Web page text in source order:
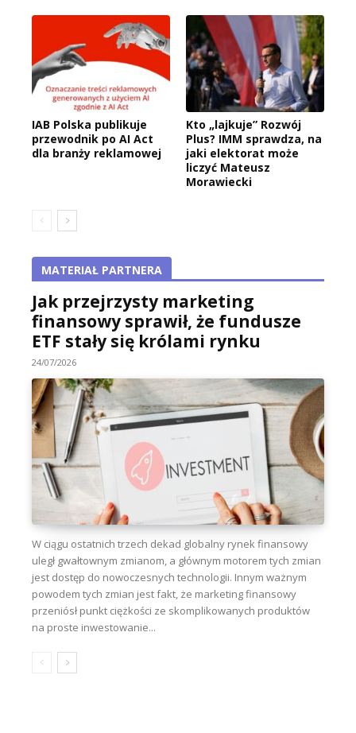
IAB Polska publikuje
przewodnik po AI Act
dla branży reklamowej
Kto „lajkuje” Rozwój
Plus? IMM sprawdza, na
jaki elektorat może
liczyć Mateusz
Morawiecki
MATERIAŁ PARTNERA
Jak przejrzysty marketing
finansowy sprawił, że fundusze
ETF stały się królami rynku
24/07/2026
W ciągu ostatnich trzech dekad globalny rynek finansowy
uległ gwałtownym zmianom, a głównym motorem tych zmian
jest dostęp do nowoczesnych technologii. Innym ważnym
powodem tych zmian jest fakt, że marketing finansowy
przeniósł punkt ciężkości ze skomplikowanych produktów
na proste inwestowanie...